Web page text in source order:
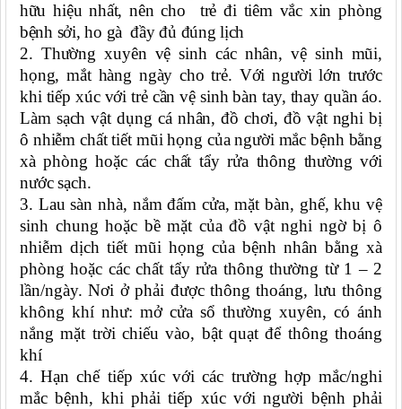
hữu hiệu nhất, nên cho trẻ đi tiêm vắc xin phòng
bệnh sởi, ho gà đầy đủ đúng lịch
2. Thường xuyên vệ sinh các nhân, vệ sinh mũi,
họng, mắt hàng ngày cho trẻ. Với người lớn trước
khi tiếp xúc với trẻ cần vệ sinh bàn tay, thay quần áo.
Làm sạch vật dụng cá nhân, đồ chơi, đồ vật nghi bị
ô nhiễm chất tiết mũi họng của người mắc bệnh bằng
xà phòng hoặc các chất tẩy rửa thông thường với
nước sạch.
3. Lau sàn nhà, nắm đấm cửa, mặt bàn, ghế, khu vệ
sinh chung hoặc bề mặt của đồ vật nghi ngờ bị ô
nhiễm dịch tiết mũi họng của bệnh nhân bằng xà
phòng hoặc các chất tẩy rửa thông thường từ 1 – 2
lần/ngày. Nơi ở phải được thông thoáng, lưu thông
không khí như: mở cửa sổ thường xuyên, có ánh
nắng mặt trời chiếu vào, bật quạt để thông thoáng
khí
4. Hạn chế tiếp xúc với các trường hợp mắc/nghi
mắc bệnh, khi phải tiếp xúc với người bệnh phải